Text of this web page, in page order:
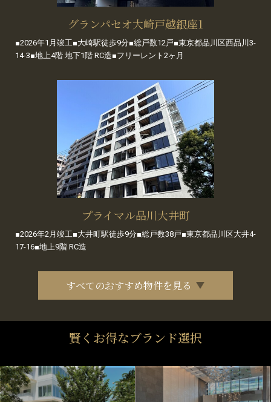
グランパセオ大崎戸越銀座1
■2026年1月竣工■大崎駅徒歩9分■総戸数12戸■東京都品川区西品川3-
14-3■地上4階 地下1階 RC造■フリーレント2ヶ月
プライマル品川大井町
■2026年2月竣工■大井町駅徒歩9分■総戸数38戸■東京都品川区大井4-
17-16■地上9階 RC造
すべてのおすすめ物件を見る
賢くお得なブランド選択